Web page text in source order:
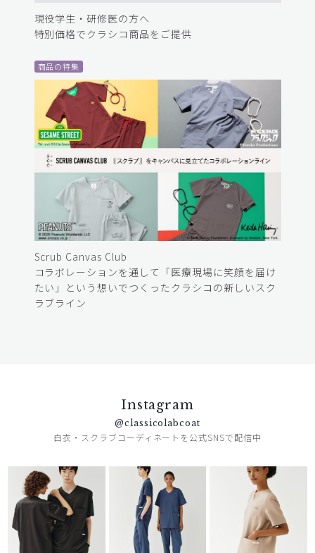
現役学生・研修医の方へ
特別価格でクラシコ商品をご提供
商品の特集
Scrub Canvas Club
コラボレーションを通して「医療現場に笑顔を届け
たい」という想いでつくったクラシコの新しいスク
ラブライン
Instagram
@classicolabcoat
白衣・スクラブコーディネートを公式SNSで配信中